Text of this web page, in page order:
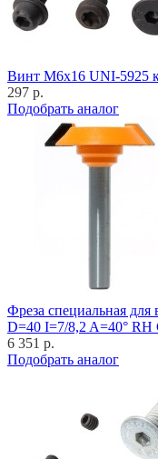
Винт M6x16 UNI-5925
297 р.
Подобрать аналог
Фреза специальная
D=40 I=7/8,2 A=40° RH
6 351 р.
Подобрать аналог